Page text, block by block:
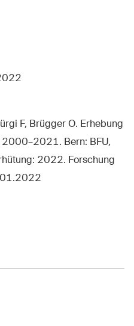
F, Brügger O. Erhebung
Bern: BFU,
2022. Forschung